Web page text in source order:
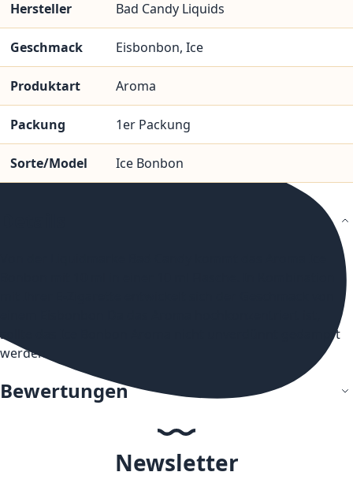
Hersteller Bad Candy Liquids
Geschmack Eisbonbon, Ice
Produktart Aroma
Packung 1er Packung
Sorte/Model Ice Bonbon
sollte das Ice Bonbon Aroma nicht unverdünnt gedampft
werden.
Bewertungen
Newsletter